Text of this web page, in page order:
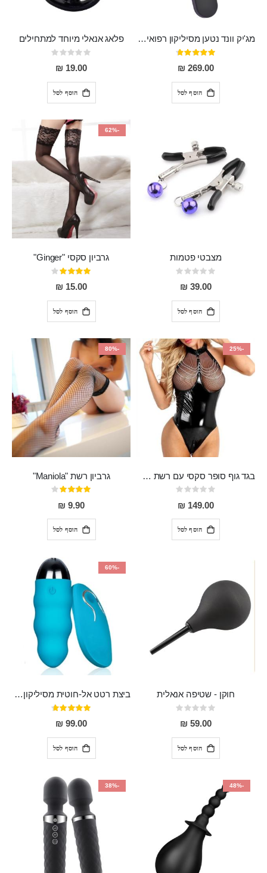
מג'יק וונד נטען מסיליקון רפואי חזק בעל 12 מצבי רטט ו6 מהירויות שונות ROMI
דירוג:
93%
269.00 ₪
הוסף לסל
פלאג אנאלי מיוחד למתחילים
Rating:
0%
19.00 ₪
הוסף לסל
מצבטי פטמות
Rating:
0%
39.00 ₪
הוסף לסל
-62%
גרביון סקסי "Ginger"
דירוג:
80%
15.00 ₪
הוסף לסל
-25%
בגד גוף סופר סקסי עם רשת שקופה בחזה ושרשרות מלמעלה וריצרץ מלמטה Pan במפשעה
Rating:
0%
149.00 ₪
הוסף לסל
-80%
גרביון רשת "Maniola"
דירוג:
80%
9.90 ₪
הוסף לסל
חוקן - שטיפה אנאלית
Rating:
0%
59.00 ₪
הוסף לסל
-60%
ביצת רטט אל-חוטית מסיליקון רפואי בגודל של 8 ס"מ ורוחב 3 ס"מ בעלת 20 מהירויות שונות "ENKI"
דירוג:
93%
99.00 ₪
הוסף לסל
-48%
-38%